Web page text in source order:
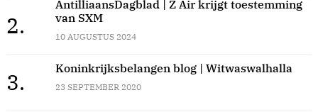
2.
AntilliaansDagblad | Z Air krijgt toestemming
van SXM
10 AUGUSTUS 2024
3.
Koninkrijksbelangen blog | Witwaswalhalla
23 SEPTEMBER 2020